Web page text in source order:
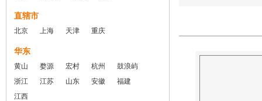
直辖市
北京 上海 天津 重庆
华东
黄山 婺源 宏村 杭州
鼓浪屿
浙江
江苏 山东 安徽
福建
江西